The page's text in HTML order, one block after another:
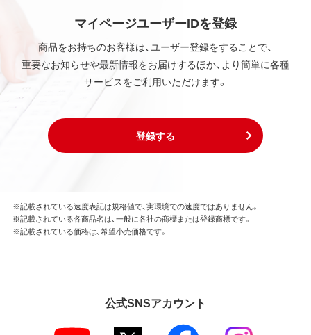
本ソフトウェアに対する知的所有権に関する表示を
削除してはならないものとします。
第3条 使用制限
本ソフトウェアの用途は、購入商品またはその添付ソ
り、逆アセンブル、逆コンパイル、リバースエンジニア
リング、その他の修正を本ソフトウェアに加えること
はできません。
す。
第4条 保証
弊社は、データの消失、業務の中断、逸失利益、精神的
マイページユーザーIDを登録
商品をお持ちのお客様は、ユーザー登録をすることで、
重要なお知らせや最新情報をお届けするほか、より簡単に各種
サービスをご利用いただけます。
登録する
※記載されている速度表記は規格値で、実環境での速度ではありません。
※記載されている各商品名は、一般に各社の商標または登録商標です。
※記載されている価格は、希望小売価格です。
公式SNSアカウント